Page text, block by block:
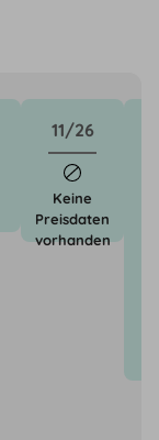
11/26
Keine
Preisdaten
vorhanden